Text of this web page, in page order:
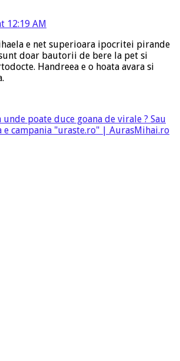
12:19 AM
e net superioara ipocritei pirande
doar bautorii de bere la pet si
Handreea e o hoata avara si
unde poate duce goana de virale ? Sau
e campania "uraste.ro" | AurasMihai.ro